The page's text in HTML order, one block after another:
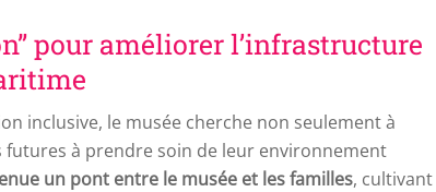
pour améliorer l’infrastructure
inclusive, le musée cherche non seulement à
à prendre soin de leur environnement
un pont entre le musée et les familles, cultivant